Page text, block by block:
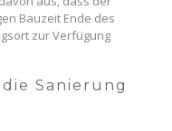
Bauzeit Ende des
zur Verfügung
Sanierung